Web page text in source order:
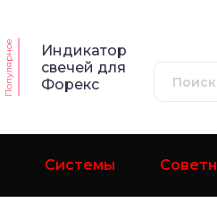
Популярное
Индикатор
свечей для
Форекс
Системы